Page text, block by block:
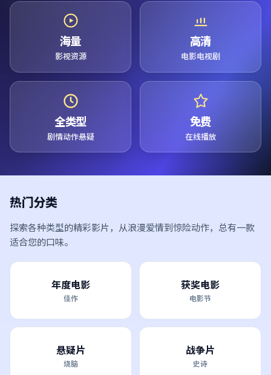
海量
影视资源
高清
电影电视剧
全类型
剧情动作悬疑
免费
在线播放
热门分类
探索各种类型的精彩影片，从浪漫爱情到惊险动作，总有一款
适合您的口味。
年度电影
佳作
获奖电影
电影节
悬疑片
烧脑
战争片
史诗